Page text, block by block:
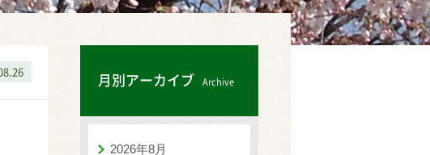
月別アーカイブ Archive
2026年8月